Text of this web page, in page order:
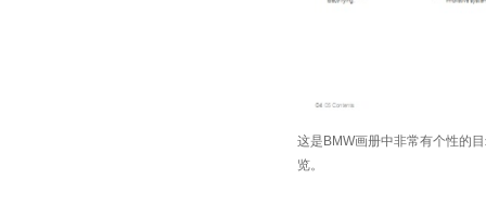
这是BMW画册中非常有个性的
览。